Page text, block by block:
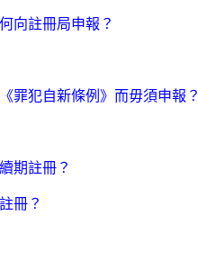
向註冊局申報？
罪犯自新條例》而毋須申報？
期註冊？
冊？